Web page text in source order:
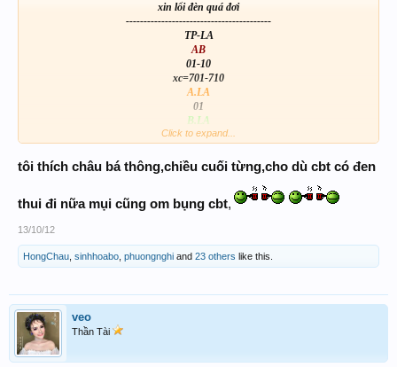
xin lổi đèn quá đơi
-----------------------------------------
TP-LA
AB
01-10
xc=701-710
A.LA
01
B.LA
710
A
---------------------
ảo hay ko tự chui bít
4 góc tp-la=xỉu
thua nhìu wanh đại
Click to expand...
tôi thích châu bá thông,chiều cuối từng,cho dù cbt có đen
thui đi nữa mụi cũng om bụng cbt,
13/10/12
HongChau sinhhoabo phuongnghi and 23 others like this.
veo
Thần Tài